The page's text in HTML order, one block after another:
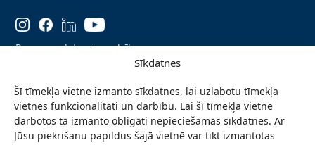
Sīkdatnes
Šī tīmekļa vietne izmanto sīkdatnes, lai uzlabotu tīmekļa
vietnes funkcionalitāti un darbību. Lai šī tīmekļa vietne
darbotos tā izmanto obligāti nepieciešamās sīkdatnes. Ar
Jūsu piekrišanu papildus šajā vietnē var tikt izmantotas
Personas datu aizsardzība
Ziņo par problēmu
Pieteikties jaunumiem
Piekļūstamības paziņojums